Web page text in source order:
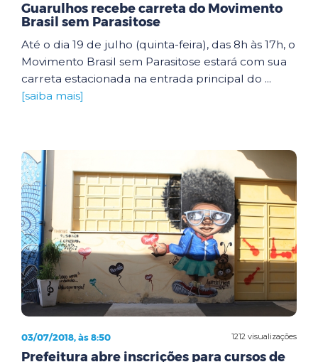
Guarulhos recebe carreta do Movimento
Brasil sem Parasitose
Até o dia 19 de julho (quinta-feira), das 8h às 17h, o
Movimento Brasil sem Parasitose estará com sua
carreta estacionada na entrada principal do ...
[saiba mais]
1212 visualizações
03/07/2018, às 8:50
Prefeitura abre inscrições para cursos de